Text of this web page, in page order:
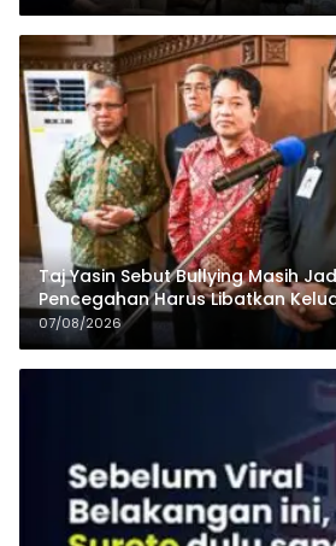
Taj Yasin Sebut Bullying Masih
Pencegahan Harus Libatkan
Pesantren
07/08/2026